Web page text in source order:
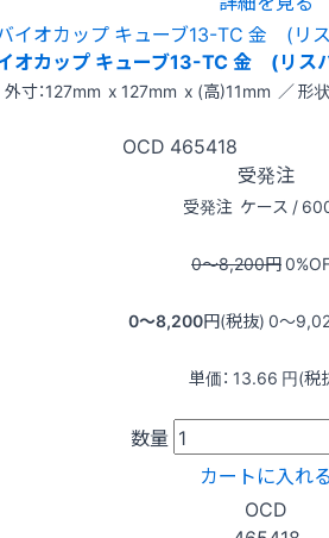
オカップ キューブ13-TC 金 (リス
外寸：127mm x 127mm x (高)11mm ／ 形状
OCD 465418
受発注
受発注 ケース /
0〜8,200円0
0〜8,200円(税抜) 0〜
単価： 13.66 円(税
数量
カートに入れる
OCD